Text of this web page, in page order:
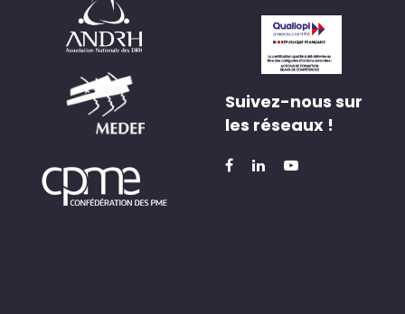
Suivez-nous sur
les réseaux !